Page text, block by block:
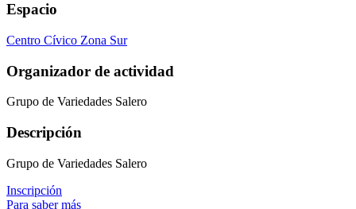
Espacio
Centro Cívico Zona Sur
Organizador de actividad
Grupo de Variedades Salero
Descripción
Grupo de Variedades Salero
Inscripción
Para saber más